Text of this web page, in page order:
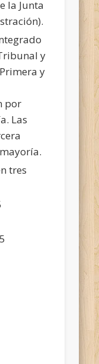
la Junta
y
y
por
Las
tres